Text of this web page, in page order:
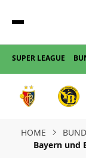
SUPER LEAGUE
HOME
Bayern und